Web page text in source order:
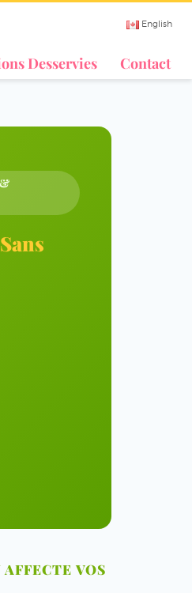
English
Desservies Contact
VOS